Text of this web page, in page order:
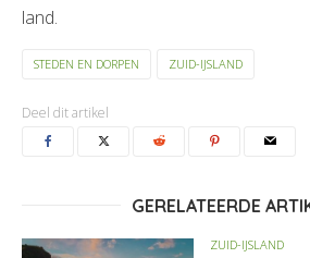
land.
STEDEN EN DORPEN ZUID-IJSLAND
Deel dit artikel
GERELATEERDE
ZUID-IJSLAND